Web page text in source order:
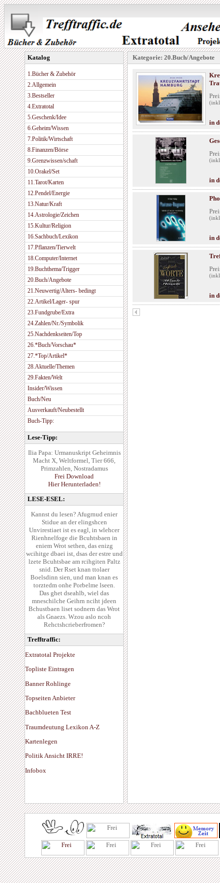
Katalog
1.Bücher & Zubehör
2.Allgemein
3.Bestseller
4.Extratotal
5.Geschenk/Idee
6.Geheim/Wissen
7.Politik/Wirtschaft
8.Finanzen/Börse
9.Grenzwissen/schaft
10.Orakel/Set
11.Tarot/Karten
12.Pendel/Energie
13.Natur/Kraft
14.Astrologie/Zeichen
15.Kultur/Religion
16.Sachbuch/Lexikon
17.Pflanzen/Tierwelt
18.Computer/Internet
19.Buchthema/Trigger
20.Buch/Angebote
21.Neuwertig/Alters- bedingt
22.Artikel/Lager- spur
23.Fundgrube/Extra
24.Zahlen/Nr./Symbolik
25.Nachdenkseiten/Top
26.*Buch/Vorschau*
27.*Top/Artikel*
28.Aktuelle/Themen
29.Fakten/Welt
Insider/Wissen
Buch/Neu
Ausverkauft/Neubestellt
Buch-Tipp:
Lese-Tipp:
Ilia Papa: Urmanuskript Geheimnis
Macht X, Weltformel, Tier 666,
Primzahlen, Nostradamus
Frei Download
Hier Herunterladen!
LESE-ESEL:
Kannst du lesen? Afugrnud enier
Stidue an der elingshcen
Unvirestiaet ist es eagl, in wlehcer
Rienhnelfoge die Bcuhtsbaen in
eniem Wrot sethen, das enizg
wcihitge dbaei ist, dsas der estre und
lzete Bcuhtsbae am rcihgiten Paltz
snid. Der Rset knan ttolaer
Boelsdinn sien, und man knan es
torztedm onhe Porbelme lseen.
Das ghet dseahlb, wiel das
mneschilche Geihrn nciht jdeen
Bchustbaen liset sodnern das Wrot
als Gnaezs. Wzou aslo ncoh
Rehctshcrieberfromen?
Trefftraffic:
Extratotal Projekte
Topliste Eintragen
Banner Rohlinge
Topseiten Anbieter
Bachblueten Test
Traumdeutung Lexikon A-Z
Kartenlegen
Politik Ansicht IRRE!
Infobox
Kategorie: 20.Buch/Angebote
in
in
in
in